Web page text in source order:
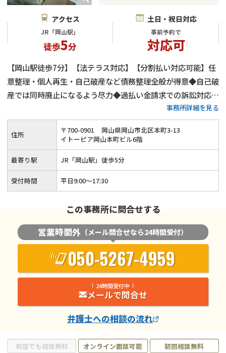
アクセス
JR「岡山駅」
徒歩5分
土日・祝日対応
事前予約で
対応可
【岡山駅徒歩7分】【法テラス対応】【分割払い対応可能】任
意整理・個人再生・自己破産など債務整理全般が得意◆自己破
産では同時廃止になるよう尽力◆過払い金請求での訴訟対応も
可能◆電話・メール・オンラインでの相談も受付中◆依頼者様
の借金問題を迅速に解決できるようにしっかりとサポートさせ
ていただきます。
事務所詳細を見る
何度でも相談無料 オンライン面談可能 初回相談無料
住所 〒700-0901
岡山県岡山市北区本町3-13
イトーピア岡山本町ビル6階
最寄り駅 JR「岡山駅」徒歩5分
受付時間 平日9:00～17:30
この事務所に問合せする
営業時間外 （メール問合せなら24時間受付）
050-5267-4959
24時間受付中
メールで問合せ
弁護士への相談の流れ